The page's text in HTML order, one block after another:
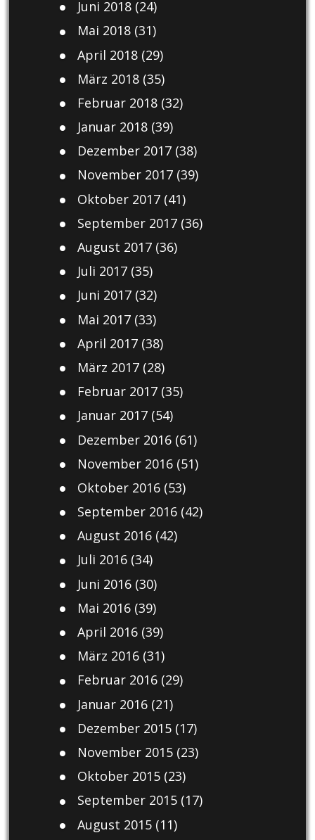
Juni 2018(24)
Mai 2018(31)
April 2018(29)
März 2018(35)
Februar 2018(32)
Januar 2018(39)
Dezember 2017(38)
November 2017(39)
Oktober 2017(41)
September 2017(36)
August 2017(36)
Juli 2017(35)
Juni 2017(32)
Mai 2017(33)
April 2017(38)
März 2017(28)
Februar 2017(35)
Januar 2017(54)
Dezember 2016(61)
November 2016(51)
Oktober 2016(53)
September 2016(42)
August 2016(42)
Juli 2016(34)
Juni 2016(30)
Mai 2016(39)
April 2016(39)
März 2016(31)
Februar 2016(29)
Januar 2016(21)
Dezember 2015(17)
November 2015(23)
Oktober 2015(23)
September 2015(17)
August 2015(11)